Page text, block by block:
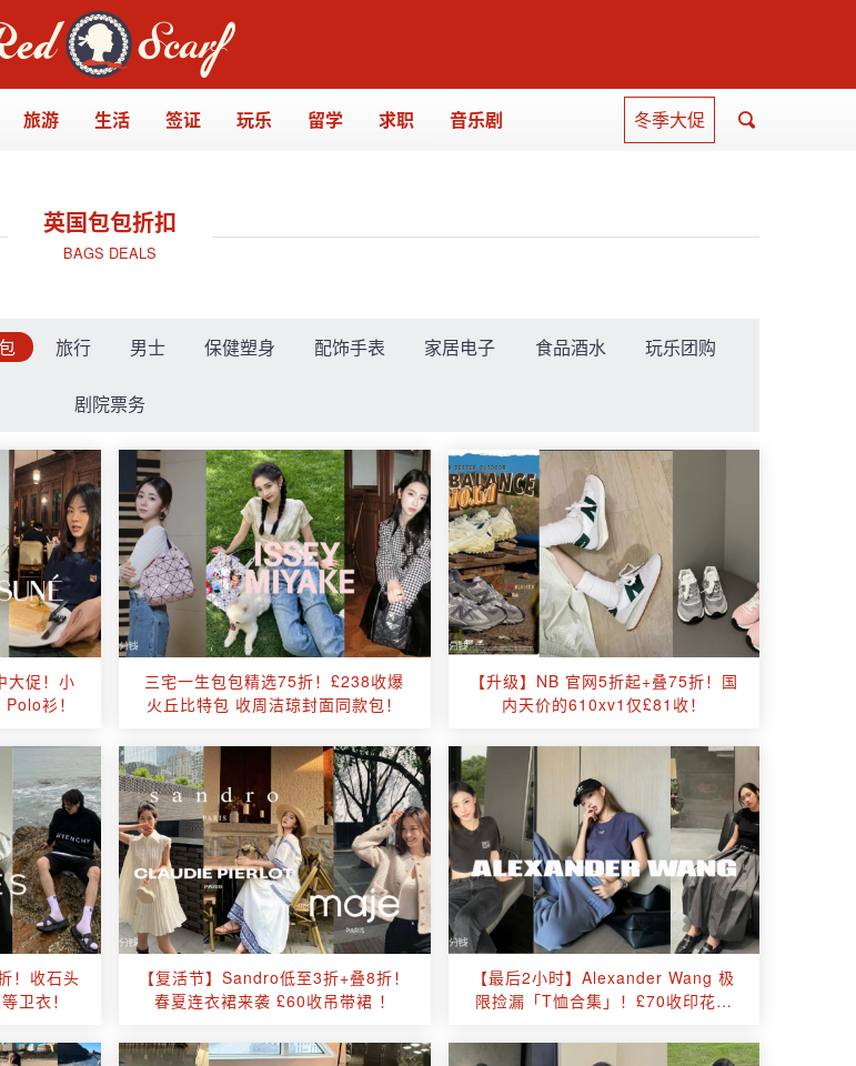
旅游 生活 签证 玩乐 留学 求职 音乐剧 冬季大促
英国包包折扣
BAGS DEALS
旅行 男士 保健塑身 配饰手表 家居电子 食品酒水 玩乐团购
剧院票务
大促！小
衫！
三宅一生包包精选75折！£238收爆
火丘比特包 收周洁琼封面同款包！
【升级】NB 官网5折起+叠75折！国
内天价的610xv1仅£81收！
！收石头
卫衣！
【复活节】Sandro低至3折+叠8折！
春夏连衣裙来袭 £60收吊带裙 ！
【最后2小时】Alexander Wang 极
限捡漏「T恤合集」！£70收印花短